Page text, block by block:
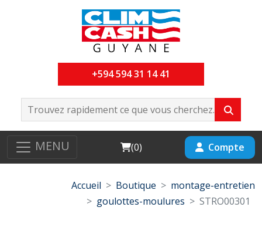
+594 594 31 14 41
MENU Cart
(0) Compte
Accueil Boutique
montage-entretien
goulottes-moulures
STRO00301